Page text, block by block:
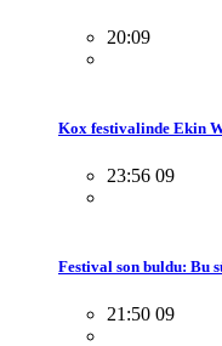
20:09
Kox festivalinde Ekin
23:56 09
Festival son buldu: Bu
21:50 09